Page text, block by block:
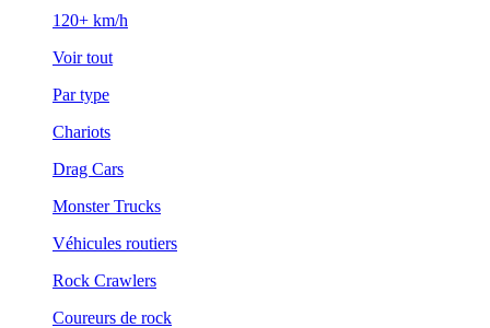
120+ km/h
Voir tout
Par type
Chariots
Drag Cars
Monster Trucks
Véhicules routiers
Rock Crawlers
Coureurs de rock